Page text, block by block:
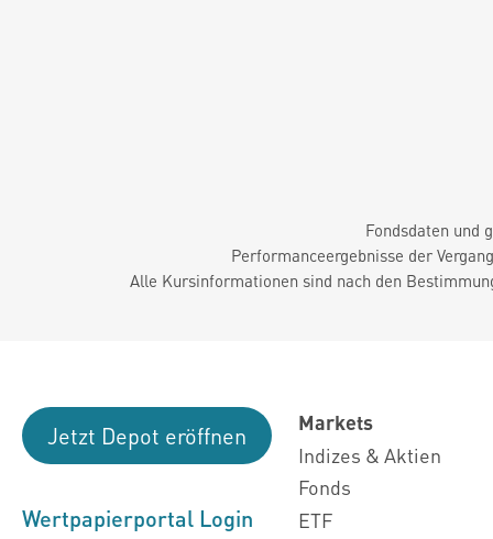
Fondsdaten und
Performanceergebnisse der
Alle Kursinformationen sind nach den
Jetzt Depot eröffnen
Wertpapierportal Login
Markets
Indizes & Aktien
Fonds
ETF